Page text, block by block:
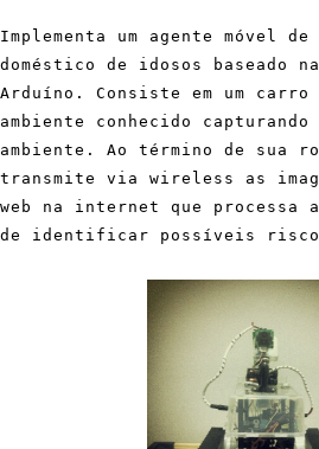
Implementa um agente móvel de
doméstico de idosos baseado
Arduíno. Consiste em um carro
ambiente conhecido capturando
ambiente. Ao término de sua
transmite via wireless as
web na internet que processa
de identificar possíveis